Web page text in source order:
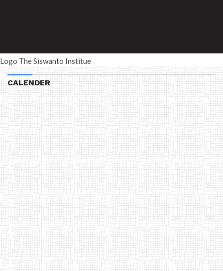
Logo The Siswanto Institue
CALENDER